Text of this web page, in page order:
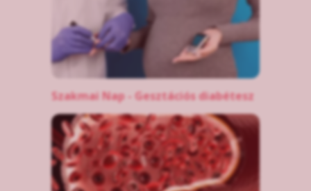
Szakmai Nap - Gesztációs diabétesz